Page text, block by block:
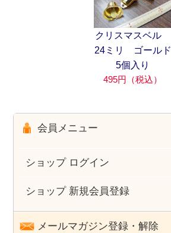
クリスマスベル
24ミリ ゴールド
5個入り
495円（税込）
会員メニュー
ショップ ログイン
ショップ 新規会員登録
メールマガジン登録・解除